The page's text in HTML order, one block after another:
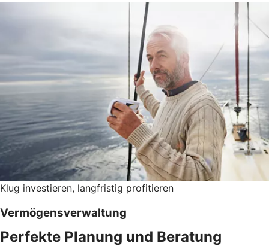
Klug investieren, langfristig profitieren
Vermögensverwaltung
Perfekte Planung und Beratung